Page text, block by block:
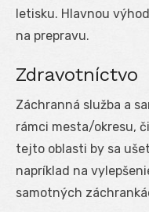
letisku. Hlavnou
na prepravu.
Zdravotníctvo
Záchranná služba a
rámci mesta/okresu,
tejto oblasti by sa
napríklad na
samotných